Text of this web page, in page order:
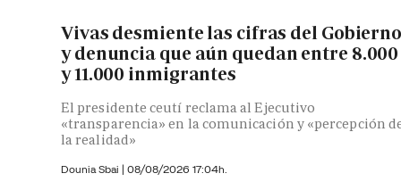
Vivas desmiente las cifras del
y denuncia que aún quedan entre 8.000
y 11.000 inmigrantes
El presidente ceutí reclama al Ejecutivo
«transparencia» en la comunicación y «percepción
la realidad»
Dounia Sbai | 08/08/2026 17:04h.